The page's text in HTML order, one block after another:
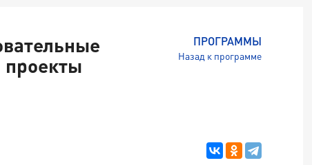
ПРОГРАММЫ
Назад к программе